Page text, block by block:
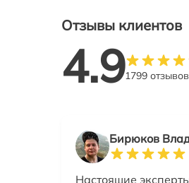
Отзывы клиентов
4.91799 отзывов
Бирюков
Настоящие